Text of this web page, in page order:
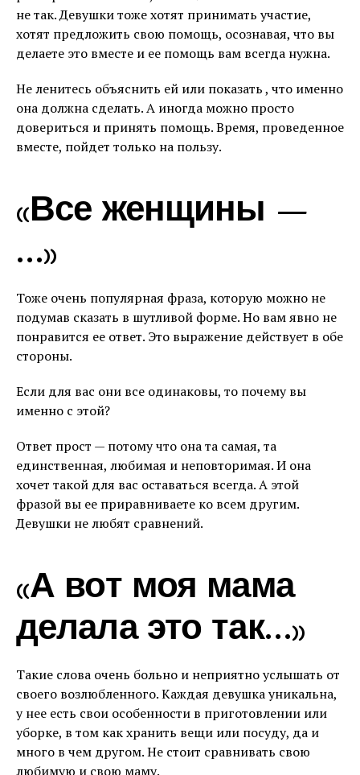
не так. Девушки тоже хотят принимать участие,
хотят предложить свою помощь, осознавая, что вы
делаете это вместе и ее помощь вам всегда нужна.
Не ленитесь объяснить ей или показать , что именно
она должна сделать. А иногда можно просто
довериться и принять помощь. Время, проведенное
вместе, пойдет только на пользу.
«Все женщины —
…»
Тоже очень популярная фраза, которую можно не
подумав сказать в шутливой форме. Но вам явно не
понравится ее ответ. Это выражение действует в обе
стороны.
Если для вас они все одинаковы, то почему вы
именно с этой?
Ответ прост — потому что она та самая, та
единственная, любимая и неповторимая. И она
хочет такой для вас оставаться всегда. А этой
фразой вы ее приравниваете ко всем другим.
Девушки не любят сравнений.
«А вот моя мама
делала это так…»
Такие слова очень больно и неприятно услышать от
своего возлюбленного. Каждая девушка уникальна,
у нее есть свои особенности в приготовлении или
уборке, в том как хранить вещи или посуду, да и
много в чем другом. Не стоит сравнивать свою
любимую и свою маму.